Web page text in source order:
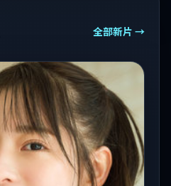
全部新片 →